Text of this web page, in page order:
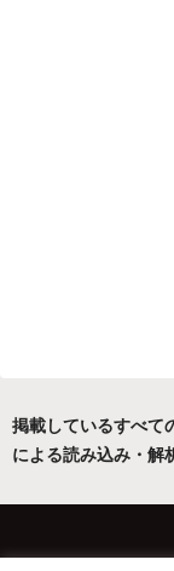
掲載しているすべて
による読み込み・解